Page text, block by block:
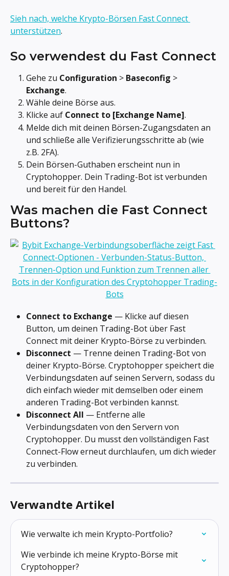
Sieh nach, welche Krypto-Börsen Fast Connect
unterstützen.
So verwendest du Fast Connect
Gehe zu Configuration > Baseconfig >
Exchange.
Wähle deine Börse aus.
Klicke auf Connect to [Exchange Name].
Melde dich mit deinen Börsen-Zugangsdaten an
und schließe alle Verifizierungsschritte ab (wie
z.B. 2FA).
Dein Börsen-Guthaben erscheint nun in
Cryptohopper. Dein Trading-Bot ist verbunden
und bereit für den Handel.
Was machen die Fast Connect
Buttons?
Connect to Exchange — Klicke auf diesen
Button, um deinen Trading-Bot über Fast
Connect mit deiner Krypto-Börse zu verbinden.
Disconnect — Trenne deinen Trading-Bot von
deiner Krypto-Börse. Cryptohopper speichert die
Verbindungsdaten auf seinen Servern, sodass du
dich einfach wieder mit demselben oder einem
anderen Trading-Bot verbinden kannst.
Disconnect All — Entferne alle
Verbindungsdaten von den Servern von
Cryptohopper. Du musst den vollständigen Fast
Connect-Flow erneut durchlaufen, um dich wieder
zu verbinden.
Verwandte Artikel
Wie verwalte ich mein Krypto-Portfolio?
Wie verbinde ich meine Krypto-Börse mit
Cryptohopper?